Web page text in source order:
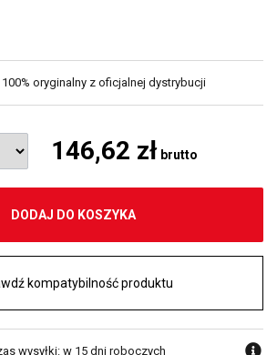
oryginalny z oficjalnej dystrybucji
146,62 zł brutto
DODAJ DO KOSZYKA
kompatybilność produktu
wysyłki: w 15 dni roboczych